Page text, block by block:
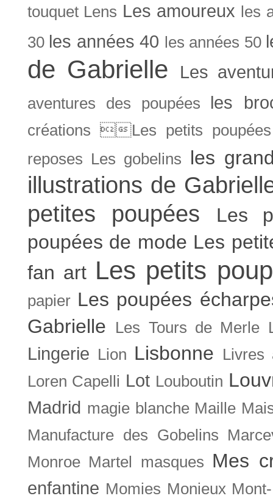
touquet Lens Les amoureux les
30 les années 40 les années 50
de Gabrielle Les
aventures des poupées les
créations Les petits
reposes Les gobelins les
illustrations de
petites poupées
Les
poupées de mode Les
fan art Les petits
papier Les poupées
Gabrielle
Les Tours de Merle
Lingerie Lion Lisbonne
Livres
Loren Capelli Lot Louboutin
Madrid magie blanche Maille
Manufacture des Gobelins
Monroe Martel masques Mes
enfantine Momies Monieux